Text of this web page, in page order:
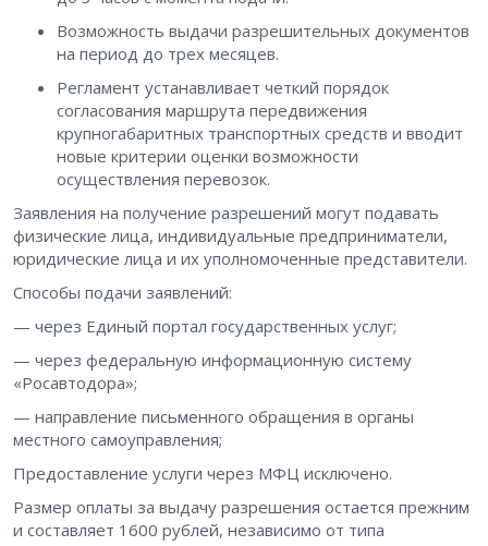
Возможность выдачи разрешительных документов
на период до трех месяцев.
Регламент устанавливает четкий порядок
согласования маршрута передвижения
крупногабаритных транспортных средств и вводит
новые критерии оценки возможности
осуществления перевозок.
Заявления на получение разрешений могут подавать
физические лица, индивидуальные предприниматели,
юридические лица и их уполномоченные представители.
Способы подачи заявлений:
— через Единый портал государственных услуг;
— через федеральную информационную систему
«Росавтодора»;
— направление письменного обращения в органы
местного самоуправления;
Предоставление услуги через МФЦ исключено.
Размер оплаты за выдачу разрешения остается прежним
и составляет 1600 рублей, независимо от типа